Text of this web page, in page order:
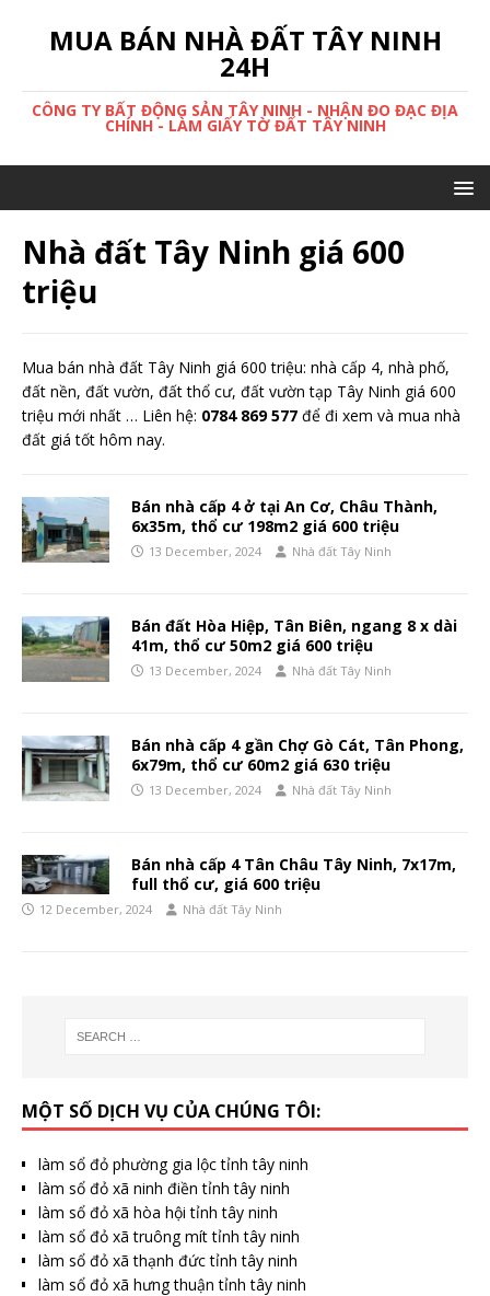
MUA BÁN NHÀ ĐẤT TÂY NINH
24H
CÔNG TY BẤT ĐỘNG SẢN TÂY NINH - NHẬN ĐO ĐẠC ĐỊA
CHÍNH - LÀM GIẤY TỜ ĐẤT TÂY NINH
Nhà đất Tây Ninh giá 600
triệu
Mua bán nhà đất Tây Ninh giá 600 triệu: nhà cấp 4, nhà phố,
đất nền, đất vườn, đất thổ cư, đất vườn tạp Tây Ninh giá 600
triệu mới nhất … Liên hệ: 0784 869 577 để đi xem và mua nhà
đất giá tốt hôm nay.
Bán nhà cấp 4 ở tại An Cơ, Châu Thành,
6x35m, thổ cư 198m2 giá 600 triệu
13 December, 2024 Nhà đất Tây Ninh
Bán đất Hòa Hiệp, Tân Biên, ngang 8 x dài
41m, thổ cư 50m2 giá 600 triệu
13 December, 2024 Nhà đất Tây Ninh
Bán nhà cấp 4 gần Chợ Gò Cát, Tân Phong,
6x79m, thổ cư 60m2 giá 630 triệu
13 December, 2024 Nhà đất Tây Ninh
Bán nhà cấp 4 Tân Châu Tây Ninh, 7x17m,
full thổ cư, giá 600 triệu
12 December, 2024 Nhà đất Tây Ninh
MỘT SỐ DỊCH VỤ CỦA CHÚNG TÔI:
làm sổ đỏ phường gia lộc tỉnh tây ninh
làm sổ đỏ xã ninh điền tỉnh tây ninh
làm sổ đỏ xã hòa hội tỉnh tây ninh
làm sổ đỏ xã truông mít tỉnh tây ninh
làm sổ đỏ xã thạnh đức tỉnh tây ninh
làm sổ đỏ xã hưng thuận tỉnh tây ninh